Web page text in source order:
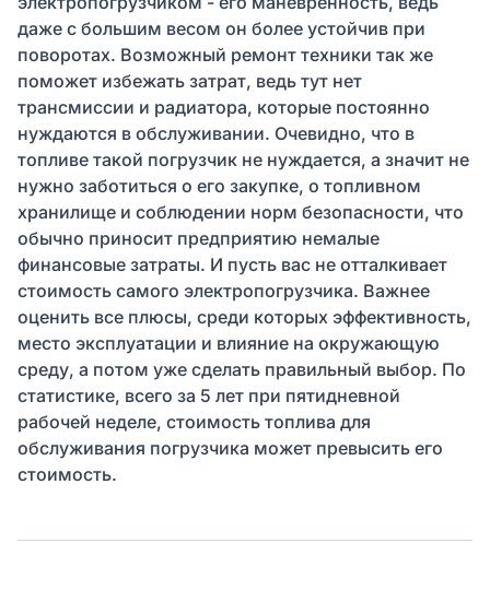
даже с большим весом он более устойчив при
поворотах. Возможный ремонт техники так же
поможет избежать затрат, ведь тут нет
трансмиссии и радиатора, которые постоянно
нуждаются в обслуживании. Очевидно, что в
топливе такой погрузчик не нуждается, а значит не
нужно заботиться о его закупке, о топливном
хранилище и соблюдении норм безопасности, что
обычно приносит предприятию немалые
финансовые затраты. И пусть вас не отталкивает
стоимость самого электропогрузчика. Важнее
оценить все плюсы, среди которых эффективность,
место эксплуатации и влияние на окружающую
среду, а потом уже сделать правильный выбор. По
статистике, всего за 5 лет при пятидневной
рабочей неделе, стоимость топлива для
обслуживания погрузчика может превысить его
стоимость.